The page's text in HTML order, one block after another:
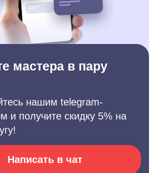
мастера в пару
нашим telegram-
и получите скидку 5% на
Написать в чат